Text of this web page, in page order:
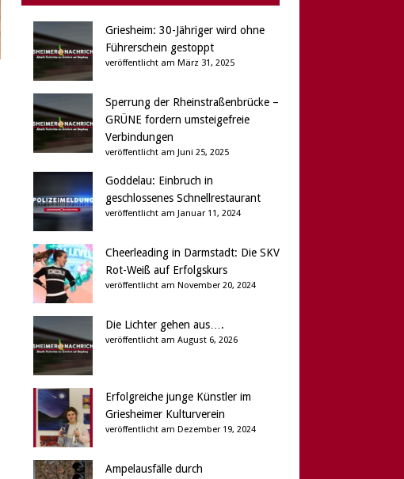
Griesheim: 30-Jähriger wird ohne
Führerschein gestoppt
veröffentlicht am März 31, 2025
Sperrung der Rheinstraßenbrücke –
GRÜNE fordern umsteigefreie
Verbindungen
veröffentlicht am Juni 25, 2025
Goddelau: Einbruch in
geschlossenes Schnellrestaurant
veröffentlicht am Januar 11, 2024
Cheerleading in Darmstadt: Die SKV
Rot-Weiß auf Erfolgskurs
veröffentlicht am November 20, 2024
Die Lichter gehen aus….
veröffentlicht am August 6, 2026
Erfolgreiche junge Künstler im
Griesheimer Kulturverein
veröffentlicht am Dezember 19, 2024
Ampelausfälle durch